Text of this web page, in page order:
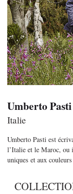
Umberto Pasti
Italie
Umberto Pasti est
l’Italie et le Maroc, ou
uniques et aux